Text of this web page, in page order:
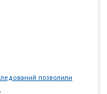
позволили